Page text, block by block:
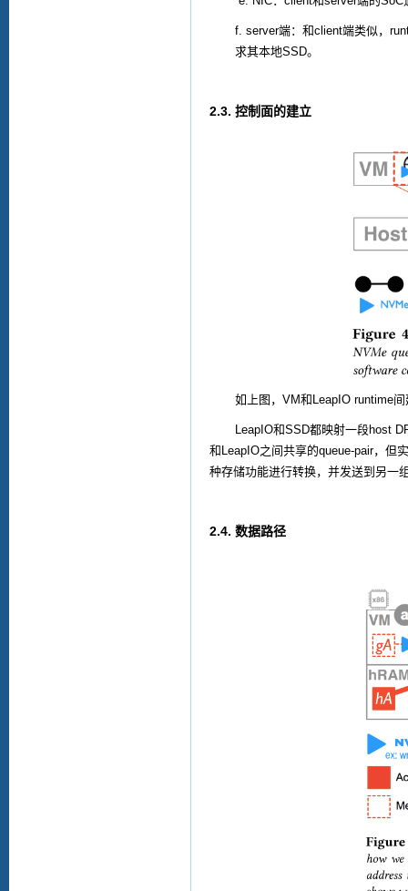
f. server端：和client端类似，
求其本地SSD。
2.3. 控制面的建立
如上图， VM和 LeapIO runtime间
LeapIO和SSD都映射一段host
和 LeapIO之间共享的queue-pair，但
种存储功能进行转换，并发送到另一
2.4. 数据路径